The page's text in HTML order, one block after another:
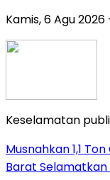
Kamis, 6 Agu 2026
Keselamatan
Musnahkan 1,1
Barat Selamatkan